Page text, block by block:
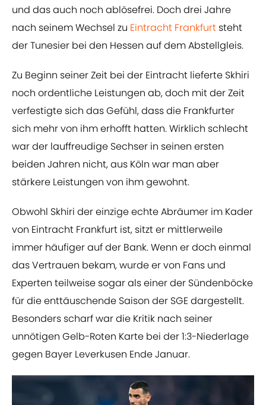
und das auch noch ablösefrei. Doch drei Jahre
nach seinem Wechsel zu Eintracht Frankfurt steht
der Tunesier bei den Hessen auf dem Abstellgleis.
Zu Beginn seiner Zeit bei der Eintracht lieferte Skhiri
noch ordentliche Leistungen ab, doch mit der Zeit
verfestigte sich das Gefühl, dass die Frankfurter
sich mehr von ihm erhofft hatten. Wirklich schlecht
war der lauffreudige Sechser in seinen ersten
beiden Jahren nicht, aus Köln war man aber
stärkere Leistungen von ihm gewohnt.
Obwohl Skhiri der einzige echte Abräumer im Kader
von Eintracht Frankfurt ist, sitzt er mittlerweile
immer häufiger auf der Bank. Wenn er doch einmal
das Vertrauen bekam, wurde er von Fans und
Experten teilweise sogar als einer der Sündenböcke
für die enttäuschende Saison der SGE dargestellt.
Besonders scharf war die Kritik nach seiner
unnötigen Gelb-Roten Karte bei der 1:3-Niederlage
gegen Bayer Leverkusen Ende Januar.